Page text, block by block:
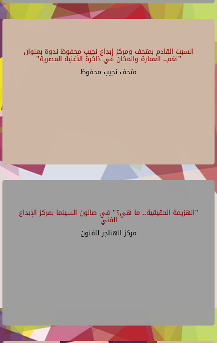
السبت القادم بمتحف ومركز إبداع نجيب محفوظ ندوة بعنوان
"نغم.. العمارة والمكان في ذاكرة الأغنية المصرية"
متحف نجيب محفوظ
"الهزيمة الحقيقية.. ما هي؟" في صالون السينما بمركز الإبداع
الفني
مركز الهناجر للفنون